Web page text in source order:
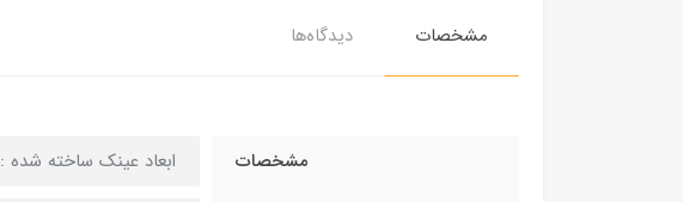
مشخصات دیدگاه‌ها
مشخصات ابعاد عینک ساخته شده :